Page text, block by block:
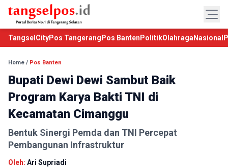
TangselCityPos Tangerang Pos Banten PolitikOlahraga Nasional
Home / Pos Banten
Bupati Dewi Dewi Sambut Baik
Program Karya Bakti TNI di
Kecamatan Cimanggu
Bentuk Sinergi Pemda dan TNI Percepat
Pembangunan Infrastruktur
Oleh: Ari Supriadi